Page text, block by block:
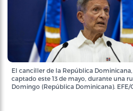
El canciller de la República
captado este 13 de mayo, durante una
Domingo (República Dominicana). EFE/